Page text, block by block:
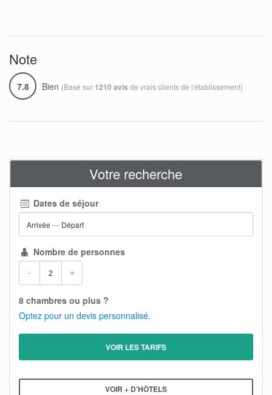
Note
7.8 Bien (Basé sur 1210 avis de vrais clients de l'établissement)
Votre recherche
Dates de séjour
Arrivée — Départ
Nombre de personnes
- +
8 chambres ou plus ?
Optez pour un devis personnalisé.
VOIR LES TARIFS
VOIR + D'HÔTELS